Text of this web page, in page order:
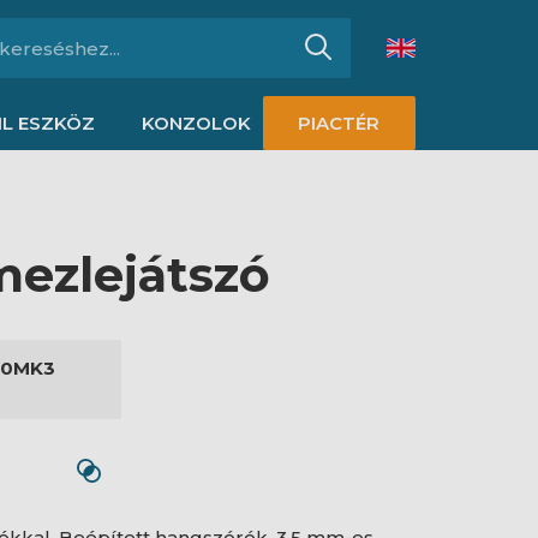
ESZKÖZ KONZOLOK PIACTÉR